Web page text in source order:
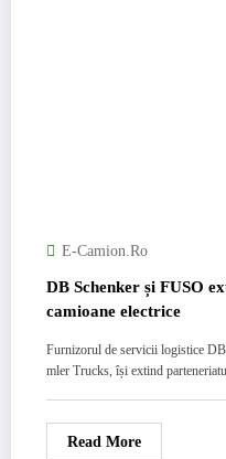
E-Camion.ro
DB Schenker și FUSO
camioane electrice
Furnizorul de servicii logistice
mler Trucks, își extind
Read More